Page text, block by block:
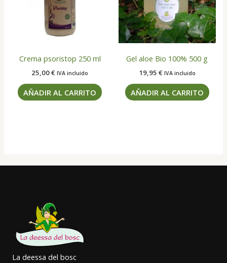
Crema psoristop 250 ml
25,00€ IVA incluido
AÑADIR AL CARRITO
Gel aloe Bio 100% 500 g
19,95 € IVA incluido
AÑADIR AL CARRITO
La deessa del bosc